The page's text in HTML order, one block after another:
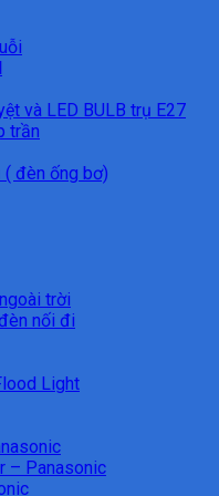
và LED BULB trụ E27
trần
đèn ống bơ)
trời
nối đi
Light
– Panasonic